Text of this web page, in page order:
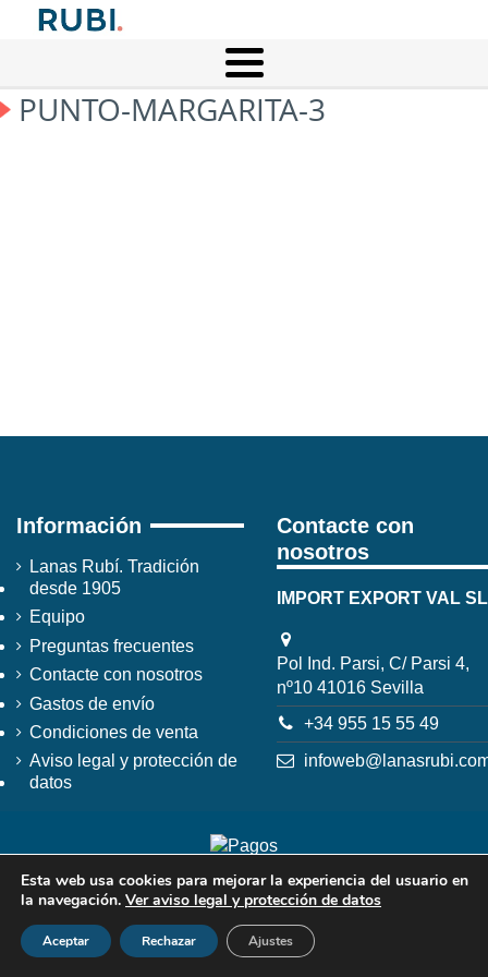
PUNTO-MARGARITA-3
Información
Lanas Rubí. Tradición
desde 1905
Equipo
Preguntas frecuentes
Contacte con nosotros
Gastos de envío
Condiciones de venta
Aviso legal y protección de
datos
Contacte con
nosotros
IMPORT EXPORT VAL SL
Pol Ind. Parsi, C/ Parsi 4,
nº10 41016 Sevilla
+34 955 15 55 49
Esta web usa cookies para mejorar la experiencia del usuario en
la navegación. Ver aviso legal y protección de datos
Aceptar Rechazar Ajustes